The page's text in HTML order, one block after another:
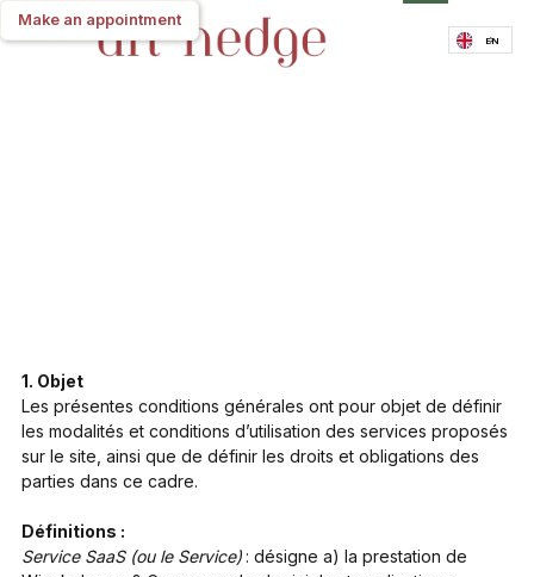
EN
Make an appointment
Make an appointment
1. Objet
Les présentes conditions générales ont pour objet de définir
les modalités et conditions d’utilisation des services proposés
sur le site, ainsi que de définir les droits et obligations des
parties dans ce cadre.
Définitions :
Service SaaS (ou le Service) : désigne a) la prestation de